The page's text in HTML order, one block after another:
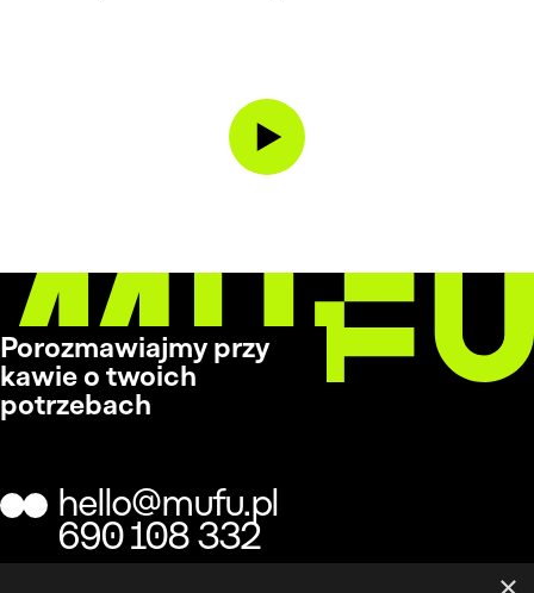
Porozmawiajmy przy
kawie o twoich
potrzebach
hello@mufu.pl
690 108 332